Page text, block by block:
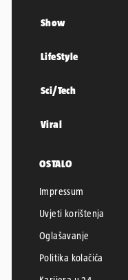
Show
LifeStyle
Sci/Tech
Viral
OSTALO
Impressum
Uvjeti korištenja
Oglašavanje
Politika kolačića